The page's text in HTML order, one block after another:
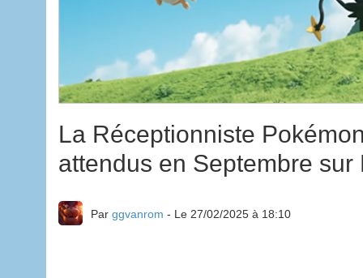
La Réceptionniste
attendus en Septembre sur
Par ggvanrom - Le 27/02/2025 à 18:10